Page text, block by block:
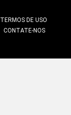
TERMOS DE USO
CONTATE-NOS